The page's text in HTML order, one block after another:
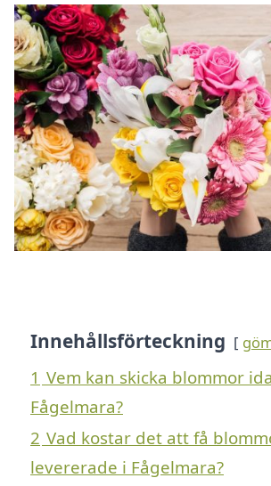
Innehållsförteckning
1 Vem kan skicka blommor
Fågelmara?
2 Vad kostar det att få
levererade i Fågelmara?